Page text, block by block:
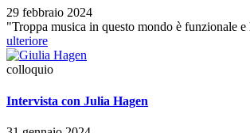
29 febbraio 2024
"Troppa musica in questo mondo è funzionale
ulteriore
colloquio
Intervista con Julia Hagen